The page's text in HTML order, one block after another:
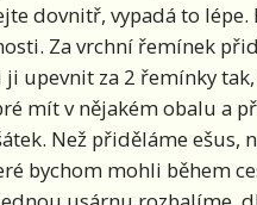
dovnitř, vypadá to
Za vrchní řemínek
upevnit za 2 řemínky tak,
mít v nějakém obalu a
Než přiděláme ešus,
bychom mohli během